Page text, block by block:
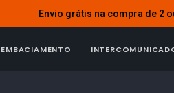
Envio grátis na compra de 2